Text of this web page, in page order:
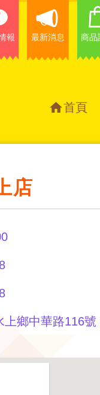
報 最新消息 商品
首頁
店
上鄉中華路116號